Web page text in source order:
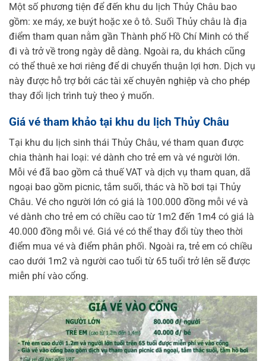
Một số phương tiện để đến khu du lịch Thủy Châu bao
gồm: xe máy, xe buýt hoặc xe ô tô. Suối Thủy châu là địa
điểm tham quan nằm gần Thành phố Hồ Chí Minh có thể
đi và trở về trong ngày dễ dàng. Ngoài ra, du khách cũng
có thể thuê xe hơi riêng để di chuyển thuận lợi hơn. Dịch vụ
này được hỗ trợ bởi các tài xế chuyên nghiệp và cho phép
thay đổi lịch trình tuỳ theo ý muốn.
Giá vé tham khảo tại khu du lịch Thủy Châu
Tại khu du lịch sinh thái Thủy Châu, vé tham quan được
chia thành hai loại: vé dành cho trẻ em và vé người lớn.
Mỗi vé đã bao gồm cả thuế VAT và dịch vụ tham quan, dã
ngoại bao gồm picnic, tắm suối, thác và hồ bơi tại Thủy
Châu. Vé cho người lớn có giá là 100.000 đồng mỗi vé và
vé dành cho trẻ em có chiều cao từ 1m2 đến 1m4 có giá là
40.000 đồng mỗi vé. Giá vé có thể thay đổi tùy theo thời
điểm mua vé và điểm phân phối. Ngoài ra, trẻ em có chiều
cao dưới 1m2 và người cao tuổi từ 65 tuổi trở lên sẽ được
miễn phí vào cổng.